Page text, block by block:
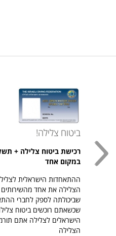
ביטוח צלילה!
רכישת ביטוח צלילה +
במקום אחד
ההתאחדות הישראלית
הצלילה את אחד
שביכולתה לספק לחברי
שכשאתם רוכשים ביטוח
הישראלים לצלילה אתם
הצלילה